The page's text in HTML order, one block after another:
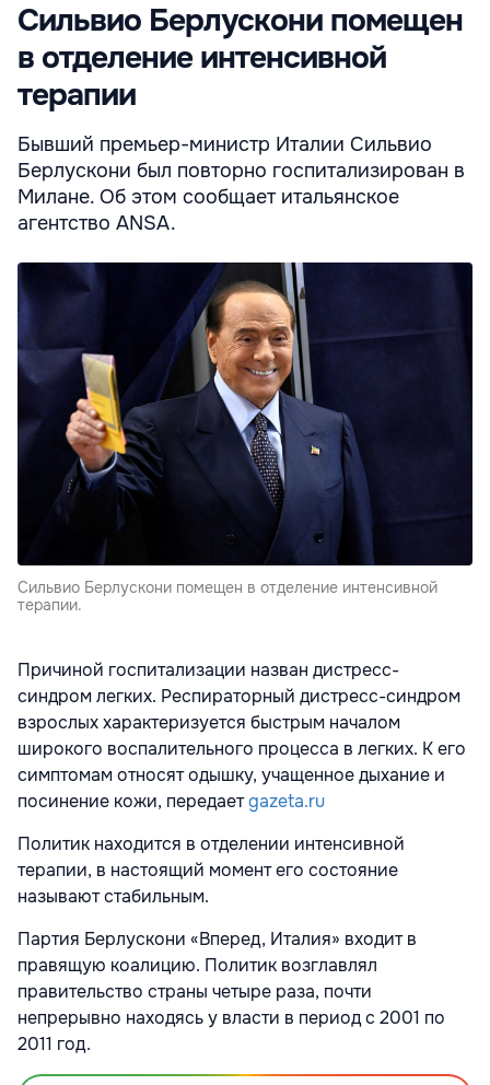
Сильвио Берлускони помещен
в отделение интенсивной
терапии
Бывший премьер-министр Италии Сильвио
Берлускони был повторно госпитализирован в
Милане. Об этом сообщает итальянское
агентство ANSA.
Сильвио Берлускони помещен в отделение интенсивной
терапии.
Причиной госпитализации назван дистресс-
синдром легких. Респираторный дистресс-синдром
взрослых характеризуется быстрым началом
широкого воспалительного процесса в легких. К его
симптомам относят одышку, учащенное дыхание и
посинение кожи, передаетgazeta.ru
Политик находится в отделении интенсивной
терапии, в настоящий момент его состояние
называют стабильным.
Партия Берлускони «Вперед, Италия» входит в
правящую коалицию. Политик возглавлял
правительство страны четыре раза, почти
непрерывно находясь у власти в период с 2001 по
2011 год.